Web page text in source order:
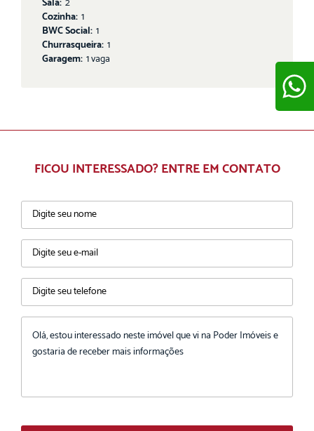
Cozinha: 1
BWC Social: 1
Churrasqueira: 1
Garagem: 1 vaga
FICOU INTERESSADO? ENTRE EM CONTATO
ENVIAR